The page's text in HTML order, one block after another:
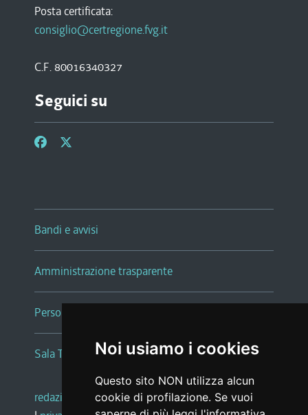
Noi usiamo i cookies
Questo sito NON utilizza alcun
cookie di profilazione. Se vuoi
Posta certificata:
consiglio@certregione.fvg.it
C.F. 80016340327
Seguici su
Bandi e avvisi
Amministrazione trasparente
Persone e Uffici
Sala Tiziano Tessitori
redazione web |note legali |glossario